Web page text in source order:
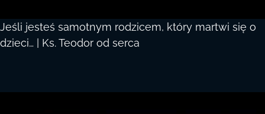
Jeśli jesteś samotnym rodzicem, który martwi się o
dzieci… | Ks. Teodor od serca